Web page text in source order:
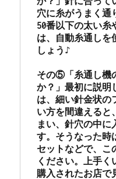
穴に糸がうまく通
50番以下の太い糸
は、自動糸通しを
しょう♪
その⑤「糸通し機
か？」最初に説明
は、細い針金状の
い方を間違えると
まい、針穴の中に
す。そうなった時
セットなどで、こ
ください。上手く
購入されたお店で